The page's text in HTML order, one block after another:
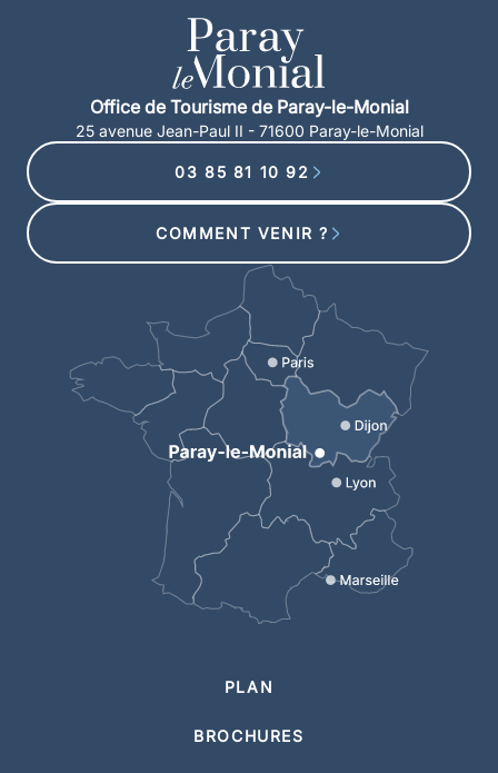
Office de Tourisme de Paray-le-Monial
25 avenue Jean-Paul II - 71600 Paray-le-Monial
03 85 81 10 92
COMMENT VENIR ?
PLAN
BROCHURES